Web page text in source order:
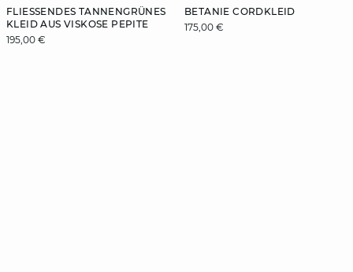
FLIESSENDES TANNENGRÜNES K
LEID AUS VISKOSE PEPITE
195,00 €
BETANIE CORDKLEID
175,00 €